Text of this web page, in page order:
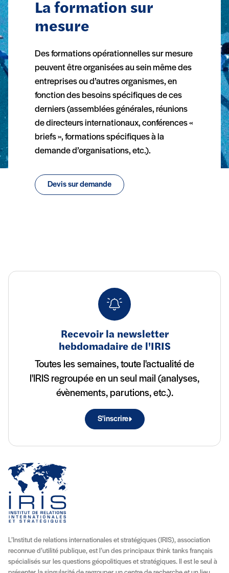
La formation sur
mesure
Des formations opérationnelles sur mesure
peuvent être organisées au sein même des
entreprises ou d’autres organismes, en
fonction des besoins spécifiques de ces
derniers (assemblées générales, réunions
de directeurs internationaux, conférences «
briefs », formations spécifiques à la
demande d’organisations, etc.).
Devis sur demande
Recevoir la newsletter
hebdomadaire de l'IRIS
Toutes les semaines, toute l'actualité de
l'IRIS regroupée en un seul mail (analyses,
évènements, parutions, etc.).
S'inscrire
L’Institut de relations internationales et stratégiques (IRIS), association
reconnue d’utilité publique, est l’un des principaux think tanks français
spécialisés sur les questions géopolitiques et stratégiques. Il est le seul à